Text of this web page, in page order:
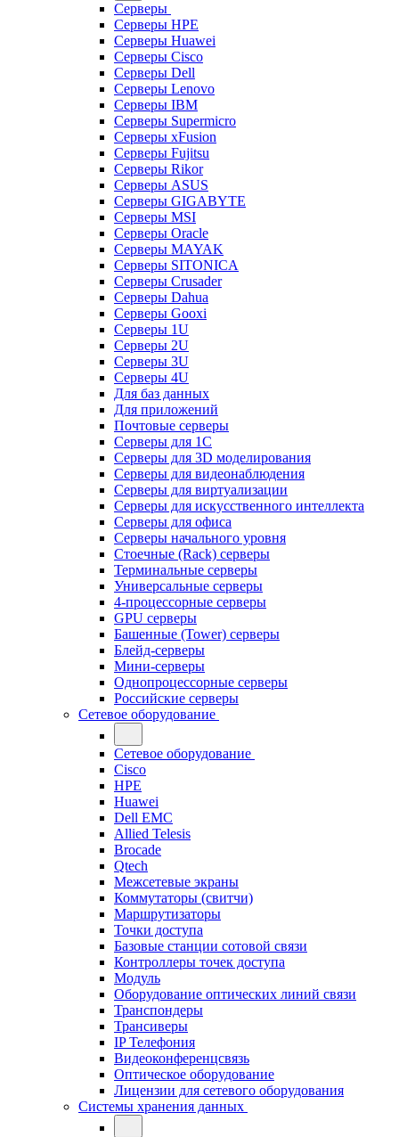
Серверы
Серверы HPE
Серверы Huawei
Серверы Cisco
Серверы Dell
Серверы Lenovo
Серверы IBM
Серверы Supermicro
Серверы xFusion
Серверы Fujitsu
Серверы Rikor
Серверы ASUS
Серверы GIGABYTE
Серверы MSI
Серверы Oracle
Серверы MAYAK
Серверы SITONICA
Серверы Crusader
Серверы Dahua
Серверы Gooxi
Серверы 1U
Серверы 2U
Серверы 3U
Серверы 4U
Для баз данных
Для приложений
Почтовые серверы
Серверы для 1С
Серверы для 3D моделирования
Серверы для видеонаблюдения
Серверы для виртуализации
Серверы для искусственного интеллекта
Серверы для офиса
Серверы начального уровня
Стоечные (Rack) серверы
Терминальные серверы
Универсальные серверы
4-процессорные серверы
GPU серверы
Башенные (Tower) серверы
Блейд-серверы
Мини-серверы
Однопроцессорные серверы
Российские серверы
Сетевое оборудование
Сетевое оборудование
Cisco
HPE
Huawei
Dell EMC
Allied Telesis
Brocade
Qtech
Межсетевые экраны
Коммутаторы (свитчи)
Маршрутизаторы
Точки доступа
Базовые станции сотовой связи
Контроллеры точек доступа
Модуль
Оборудование оптических линий связи
Транспондеры
Трансиверы
IP Телефония
Видеоконференцсвязь
Оптическое оборудование
Лицензии для сетевого оборудования
Системы хранения данных